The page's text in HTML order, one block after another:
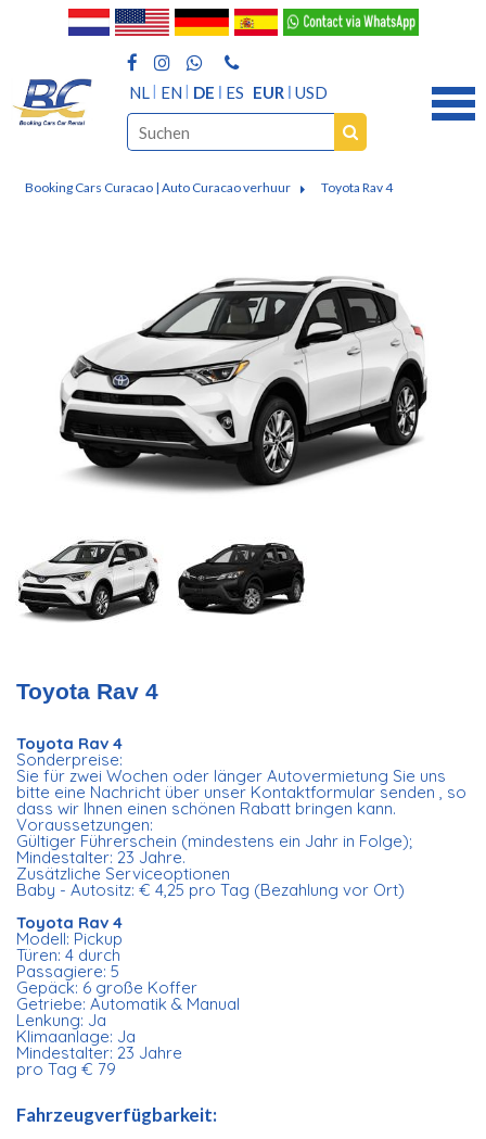
NL EN DE ES EUR USD
Booking Cars Curacao | Auto Curacao verhuur Toyota Rav 4
Toyota Rav 4
Toyota Rav 4
Sonderpreise:
Sie für zwei Wochen oder länger Autovermietung Sie uns
bitte eine Nachricht über unser Kontaktformular senden , so
dass wir Ihnen einen schönen Rabatt bringen kann.
Voraussetzungen:
Gültiger Führerschein (mindestens ein Jahr in Folge);
Mindestalter: 23 Jahre.
Zusätzliche Serviceoptionen
Baby - Autositz: € 4,25 pro Tag (Bezahlung vor Ort)
Toyota Rav 4
Modell: Pickup
Türen: 4 durch
Passagiere: 5
Gepäck: 6 große Koffer
Getriebe: Automatik & Manual
Lenkung: Ja
Klimaanlage: Ja
Mindestalter: 23 Jahre
pro Tag € 79
Fahrzeugverfügbarkeit: